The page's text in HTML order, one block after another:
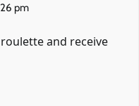
pm
and receive